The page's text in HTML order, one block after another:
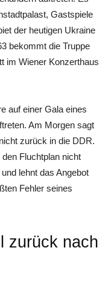
Gastspiele
der heutigen Ukraine
bekommt die Truppe
im Wiener Konzerthaus
auf einer Gala eines
Am Morgen sagt
zurück in die DDR.
Fluchtplan nicht
lehnt das Angebot
Fehler seines
zurück nach